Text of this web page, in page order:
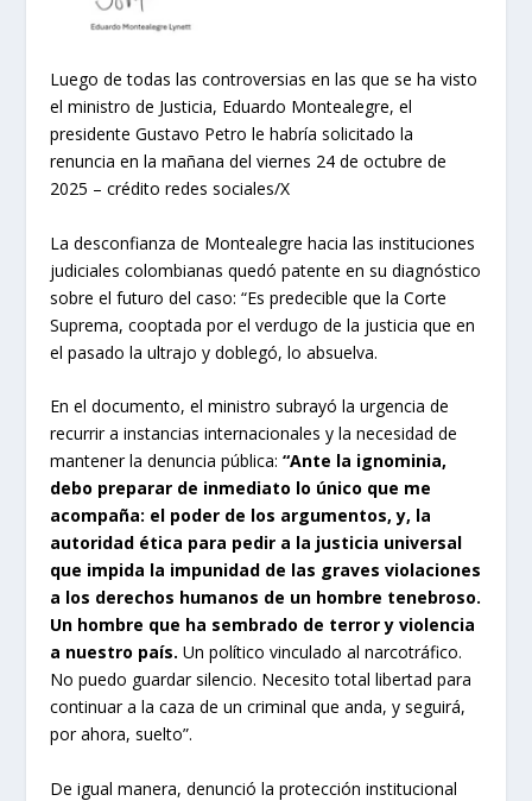
Luego de todas las controversias en las que se ha visto
el ministro de Justicia, Eduardo Montealegre, el
presidente Gustavo Petro le habría solicitado la
renuncia en la mañana del viernes 24 de octubre de
2025 – crédito redes sociales/X
La desconfianza de Montealegre hacia las instituciones
judiciales colombianas quedó patente en su diagnóstico
sobre el futuro del caso: “Es predecible que la Corte
Suprema, cooptada por el verdugo de la justicia que en
el pasado la ultrajo y doblegó, lo absuelva.
En el documento, el ministro subrayó la urgencia de
recurrir a instancias internacionales y la necesidad de
mantener la denuncia pública:“Ante la ignominia,
debo preparar de inmediato lo único que me
acompaña: el poder de los argumentos, y, la
autoridad ética para pedir a la justicia universal
que impida la impunidad de las graves violaciones
a los derechos humanos de un hombre tenebroso.
Un hombre que ha sembrado de terror y violencia
a nuestro país.Un político vinculado al narcotráfico.
No puedo guardar silencio. Necesito total libertad para
continuar a la caza de un criminal que anda, y seguirá,
por ahora, suelto”.
De igual manera, denunció la protección institucional